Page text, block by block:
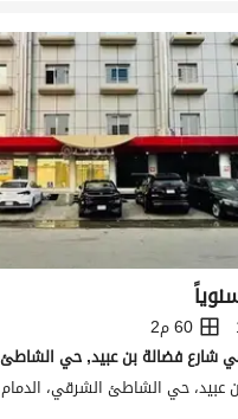
60 م2
عبيد، حي الشاطئ الشرقي، الدمام